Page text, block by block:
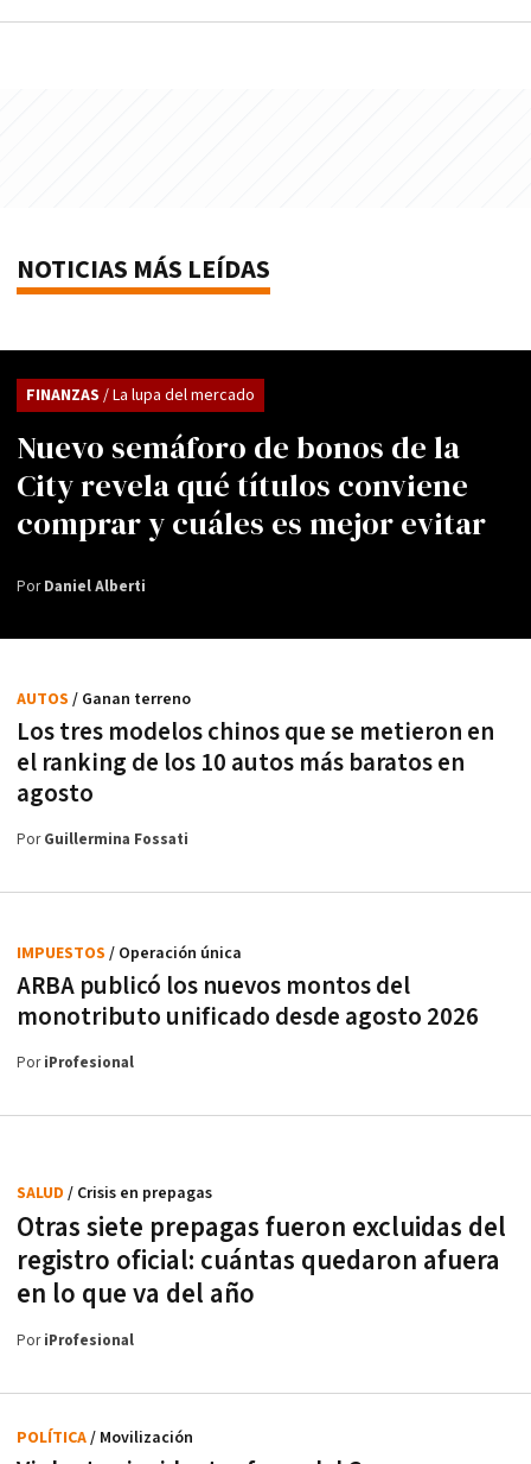
NOTICIAS MÁS LEÍDAS
Nuevo semáforo de bonos de la
City revela qué títulos conviene
comprar y cuáles es mejor evitar
FINANZAS / La lupa del mercado
PorDaniel Alberti
Los tres modelos chinos que se metieron en
el ranking de los 10 autos más baratos en
agosto
AUTOS / Ganan terreno
PorGuillermina Fossati
ARBA publicó los nuevos montos del
monotributo unificado desde agosto 2026
IMPUESTOS / Operación única
PoriProfesional
Otras siete prepagas fueron excluidas del
registro oficial: cuántas quedaron afuera
en lo que va del año
SALUD / Crisis en prepagas
PoriProfesional
POLÍTICA/ Movilización